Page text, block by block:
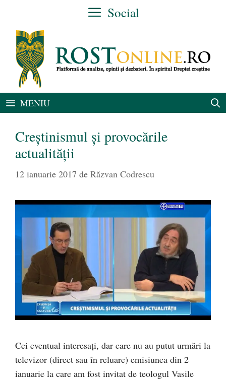
conținut
Social
MENIU
Creștinismul și provocările
actualității
12 ianuarie 2017 de Răzvan Codrescu
Cei eventual interesați, dar care nu au putut urmări la
televizor (direct sau în reluare) emisiunea din 2
ianuarie la care am fost invitat de teologul Vasile